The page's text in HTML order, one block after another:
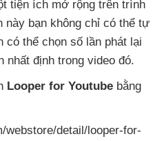
tiện ích mở rộng trên trình
này bạn không chỉ có thể tự
có thể chọn số lần phát lại
nhất định trong video đó.
Looper for Youtube bằng
webstore/detail/looper-for-